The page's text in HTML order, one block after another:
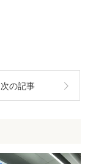
次の記事